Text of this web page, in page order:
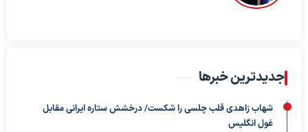
جدیدترین خبرها
شهاب زاهدی قلب چلسی را شکست/ درخشش ستاره ایرانی مقابل
غول انگلیس